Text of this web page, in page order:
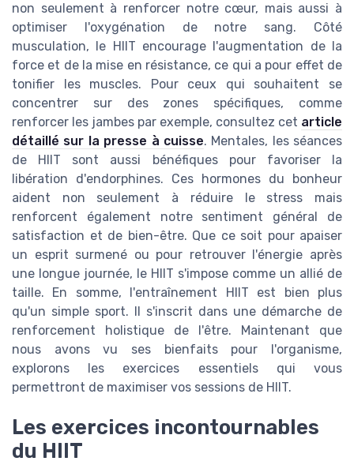
non seulement à renforcer notre cœur, mais aussi à
optimiser l'oxygénation de notre sang. Côté
musculation, le HIIT encourage l'augmentation de la
force et de la mise en résistance, ce qui a pour effet de
tonifier les muscles. Pour ceux qui souhaitent se
concentrer sur des zones spécifiques, comme
renforcer les jambes par exemple, consultez cet article
détaillé sur la presse à cuisse. Mentales, les séances
de HIIT sont aussi bénéfiques pour favoriser la
libération d'endorphines. Ces hormones du bonheur
aident non seulement à réduire le stress mais
renforcent également notre sentiment général de
satisfaction et de bien-être. Que ce soit pour apaiser
un esprit surmené ou pour retrouver l'énergie après
une longue journée, le HIIT s'impose comme un allié de
taille. En somme, l'entraînement HIIT est bien plus
qu'un simple sport. Il s'inscrit dans une démarche de
renforcement holistique de l'être. Maintenant que
nous avons vu ses bienfaits pour l'organisme,
explorons les exercices essentiels qui vous
permettront de maximiser vos sessions de HIIT.
Les exercices incontournables
du HIIT